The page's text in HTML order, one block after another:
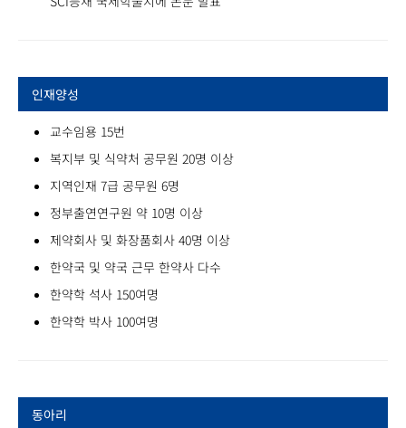
인재양성
교수임용 15번
복지부 및 식약처 공무원 20명 이상
지역인재 7급 공무원 6명
정부출연연구원 약 10명 이상
제약회사 및 화장품회사 40명 이상
한약국 및 약국 근무 한약사 다수
한약학 석사 150여명
한약학 박사 100여명
동아리